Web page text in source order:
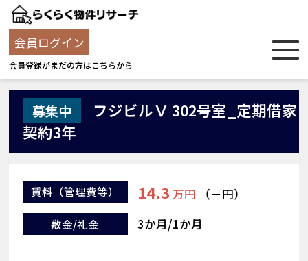
会員ログイン
会員登録がまだの方はこちらから
募集中
フジビルⅤ 302号室_定期借家
契約3年
賃料 （管理費等） 14.3 万円 （－円）
敷金/礼金 3か月/1か月